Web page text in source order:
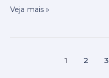
Veja mais »
1 2 3